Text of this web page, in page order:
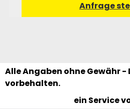
Alle Angaben ohne Gewähr
vorbehalten.
ein Service